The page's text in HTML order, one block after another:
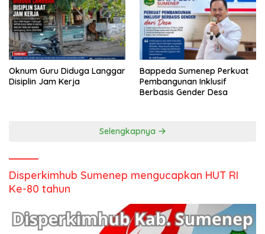
Oknum Guru Diduga Langgar
Disiplin Jam Kerja
Bappeda Sumenep Perkuat
Pembangunan Inklusif
Berbasis Gender Desa
Selengkapnya
Disperkimhub Sumenep mengucapkan HUT RI
Ke-80 tahun